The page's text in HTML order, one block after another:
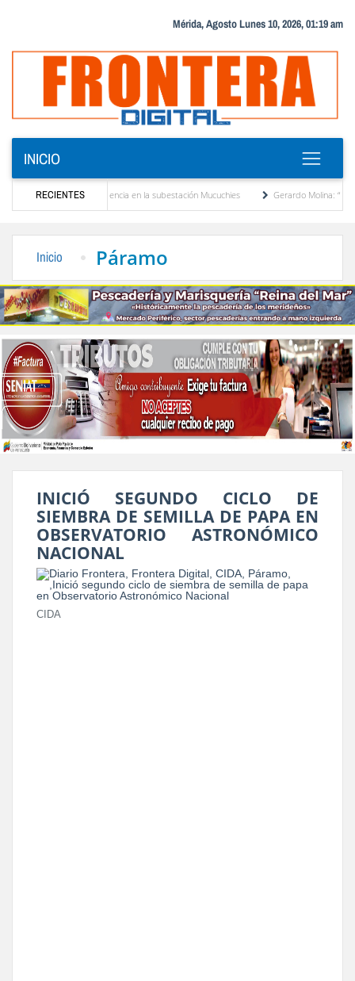
Mérida, Agosto Lunes 10, 2026, 01:19 am
INICIO
RECIENTES
de potencia en la subestación Mucuchies
Gerardo Molina: “El
Inicio Páramo
INICIÓ SEGUNDO CICLO DE
SIEMBRA DE SEMILLA DE PAPA EN
OBSERVATORIO ASTRONÓMICO
NACIONAL
CIDA